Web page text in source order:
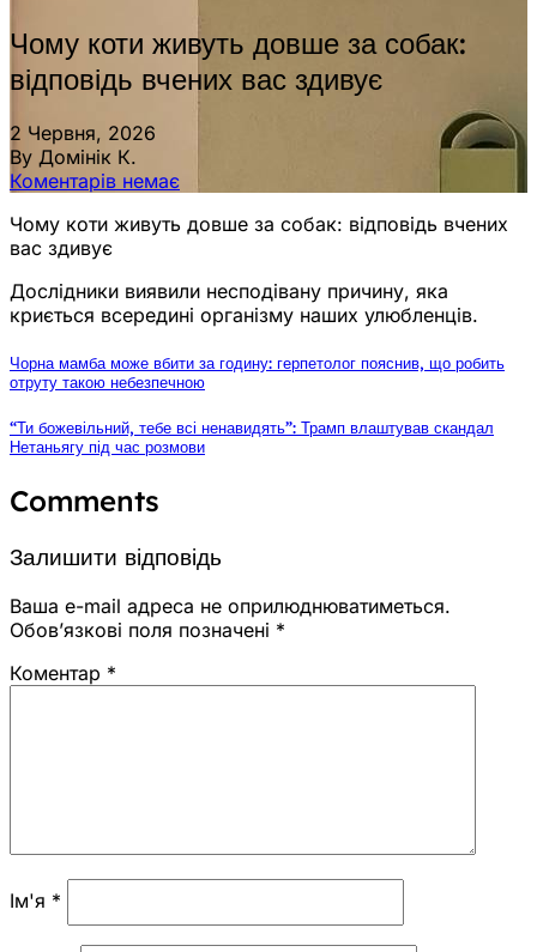
Чому коти живуть довше за собак:
відповідь вчених вас здивує
2 Червня, 2026
By Домінік К.
Коментарів немає
Чому коти живуть довше за собак: відповідь вчених
вас здивує
Дослідники виявили несподівану причину, яка
криється всередині організму наших улюбленців.
Чорна мамба може вбити за годину: герпетолог пояснив, що робить
отруту такою небезпечною
“Ти божевільний, тебе всі ненавидять”: Трамп влаштував скандал
Нетаньягу під час розмови
Comments
Залишити відповідь
Ваша e-mail адреса не оприлюднюватиметься.
Обов’язкові поля позначені *
Коментар *
Ім'я *